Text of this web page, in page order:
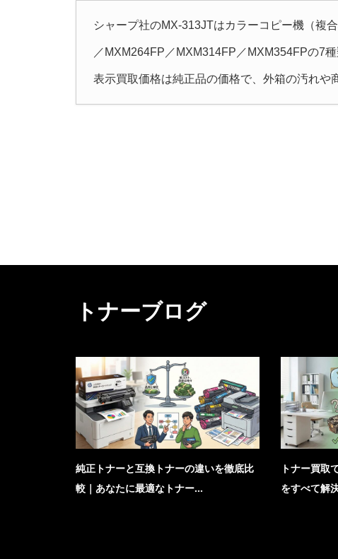
シャープ社のMX-313JTはカラーコピー機（複
／MXM264FP／MXM314FP／MXM354FPの7種
表示買取価格は純正品の価格で、外箱の汚れや
トナーブログ
純正トナーと互換トナーの違いを徹底比
較｜あなたに最適なトナー...
トナー買取
をすべて解